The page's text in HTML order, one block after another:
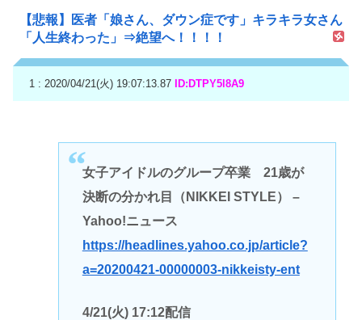
【悲報】医者「娘さん、ダウン症です」キラキラ女さん
「人生終わった」⇒絶望へ！！！！
1 : 2020/04/21(火) 19:07:13.87 ID:DTPY5l8A9
女子アイドルのグループ卒業 21歳が
決断の分かれ目（NIKKEI STYLE） –
Yahoo!ニュース
https://headlines.yahoo.co.jp/article?
a=20200421-00000003-nikkeisty-ent
4/21(火) 17:12配信